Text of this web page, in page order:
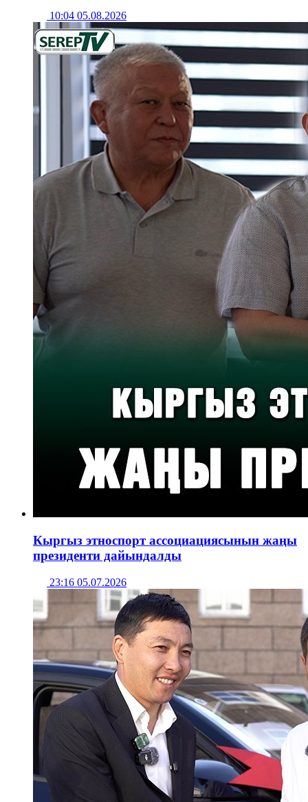
10:04 05.08.2026
Кыргыз этноспорт ассоциациясынын жаңы
президенти дайындалды
23:16 05.07.2026